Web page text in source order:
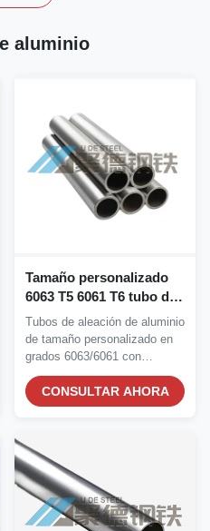
aluminio
Tamaño personalizado
6063 T5 6061 T6 tubo de
aleación de aluminio con
alta resistencia a la
corrosión para
aplicaciones industriales
Tubos de aleación de aluminio
de tamaño personalizado en
grados 6063/6061 con
temples T5/T6....
CONSULTAR AHORA